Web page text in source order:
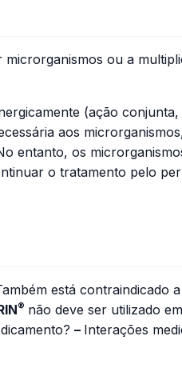
ou a
(ação
aos
entanto, os
o tratamento pelo
está contraindicado
® não deve ser utilizado
– Interações